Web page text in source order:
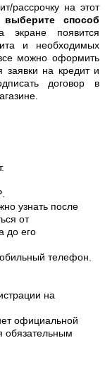
рассрочку на этот
способ
экране появится
и необходимых
можно оформить
на кредит и
договор в
узнать после
от
до его
телефон.
на
официальной
обязательным